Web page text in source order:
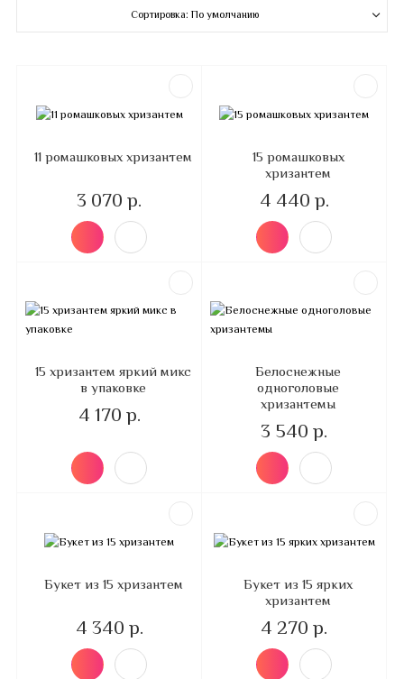
Сортировка: По умолчанию
11 ромашковых хризантем
3 070 р.
15 ромашковых
хризантем
4 440 р.
15 хризантем яркий микс
в упаковке
4 170 р.
Белоснежные
одноголовые
хризантемы
3 540 р.
Букет из 15 хризантем
4 340 р.
Букет из 15 ярких
хризантем
4 270 р.